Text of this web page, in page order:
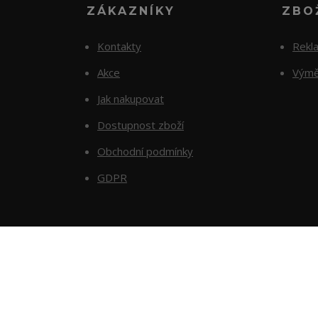
ZÁKAZNÍKY
Kontakty
Akce
Jak nakupovat
Dostupnost zboží
Obchodní podmínky
GDPR